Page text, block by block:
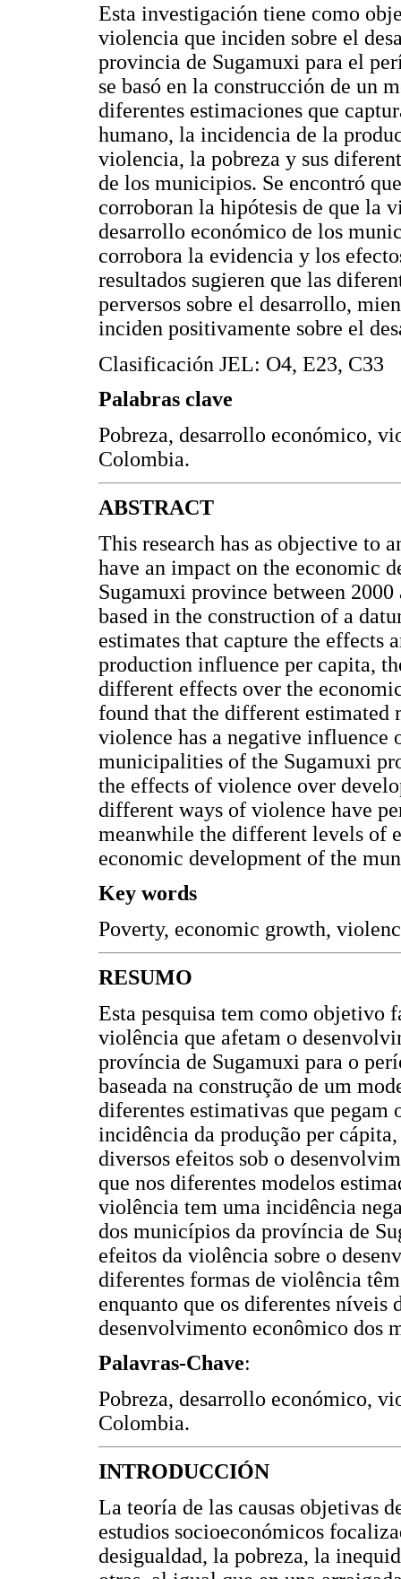
Esta investigación tiene como
violencia que inciden sobre el
provincia de Sugamuxi para el
se basó en la construcción de un
diferentes estimaciones que
humano, la incidencia de la
violencia, la pobreza y sus
de los municipios. Se encontró
corroboran la hipótesis de que la
desarrollo económico de los
corrobora la evidencia y los
resultados sugieren que las
perversos sobre el desarrollo,
inciden positivamente sobre el
Clasificación JEL: O4, E23, C33
Palabras clave
Pobreza, desarrollo económico,
Colombia.
ABSTRACT
This research has as objective to
have an impact on the economic
Sugamuxi province between
based in the construction of a
estimates that capture the effects
production influence per capita,
different effects over the
found that the different estimated
violence has a negative influence
municipalities of the Sugamuxi
the effects of violence over
different ways of violence have
meanwhile the different levels of
economic development of the
Key words
Poverty, economic growth,
RESUMO
Esta pesquisa tem como objetivo
violência que afetam o
província de Sugamuxi para o
baseada na construção de um
diferentes estimativas que pegam
incidência da produção per
diversos efeitos sob o
que nos diferentes modelos
violência tem uma incidência
dos municípios da província de
efeitos da violência sobre o
diferentes formas de violência
enquanto que os diferentes
desenvolvimento econômico dos
Palavras-Chave:
Pobreza, desarrollo económico,
Colombia.
INTRODUCCIÓN
La teoría de las causas objetivas
estudios socioeconómicos
desigualdad, la pobreza, la